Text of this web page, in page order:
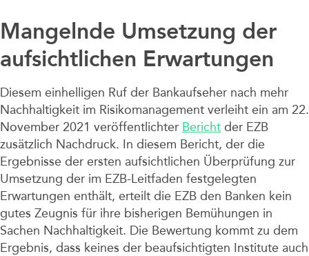
Mangelnde Umsetzung der
aufsichtlichen Erwartungen
Diesem einhelligen Ruf der Bankaufseher nach mehr
Nachhaltigkeit im Risikomanagement verleiht ein am 22.
November 2021 veröffentlichter Bericht der EZB
zusätzlich Nachdruck. In diesem Bericht, der die
Ergebnisse der ersten aufsichtlichen Überprüfung zur
Umsetzung der im EZB-Leitfaden festgelegten
Erwartungen enthält, erteilt die EZB den Banken kein
gutes Zeugnis für ihre bisherigen Bemühungen in
Sachen Nachhaltigkeit. Die Bewertung kommt zu dem
Ergebnis, dass keines der beaufsichtigten Institute auch